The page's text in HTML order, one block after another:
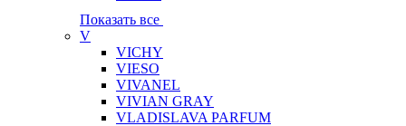
Показать все
V
VICHY
VIESO
VIVANEL
VIVIAN GRAY
VLADISLAVA PARFUM